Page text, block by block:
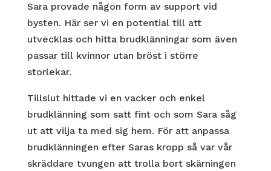
Sara provade någon form av support vid
bysten. Här ser vi en potential till att
utvecklas och hitta brudklänningar som även
passar till kvinnor utan bröst i större
storlekar.
Tillslut hittade vi en vacker och enkel
brudklänning som satt fint och som Sara såg
ut att vilja ta med sig hem. För att anpassa
brudklänningen efter Saras kropp så var vår
skräddare tvungen att trolla bort skärningen